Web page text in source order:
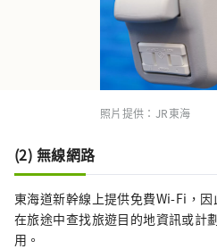
照片提供：JR東海
(2) 無線網路
東海道新幹線上提供免費Wi-Fi，
在旅途中查找旅遊目的地資訊或計
用。